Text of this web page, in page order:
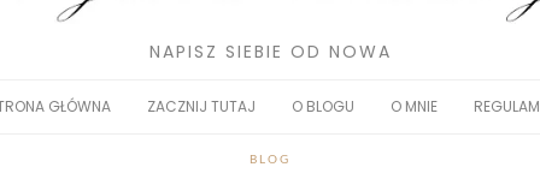
NAPISZ SIEBIE OD NOWA
GŁÓWNA ZACZNIJ TUTAJ O BLOGU O MNIE
BLOG